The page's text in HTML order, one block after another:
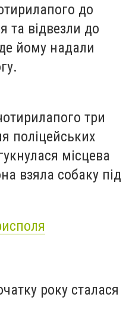
до
та відвезли до
де йому надали
три
поліцейських
місцева
взяла собаку під
року сталася